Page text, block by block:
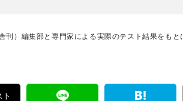
刊）編集部と専門家による実際のテスト結果をも
ト